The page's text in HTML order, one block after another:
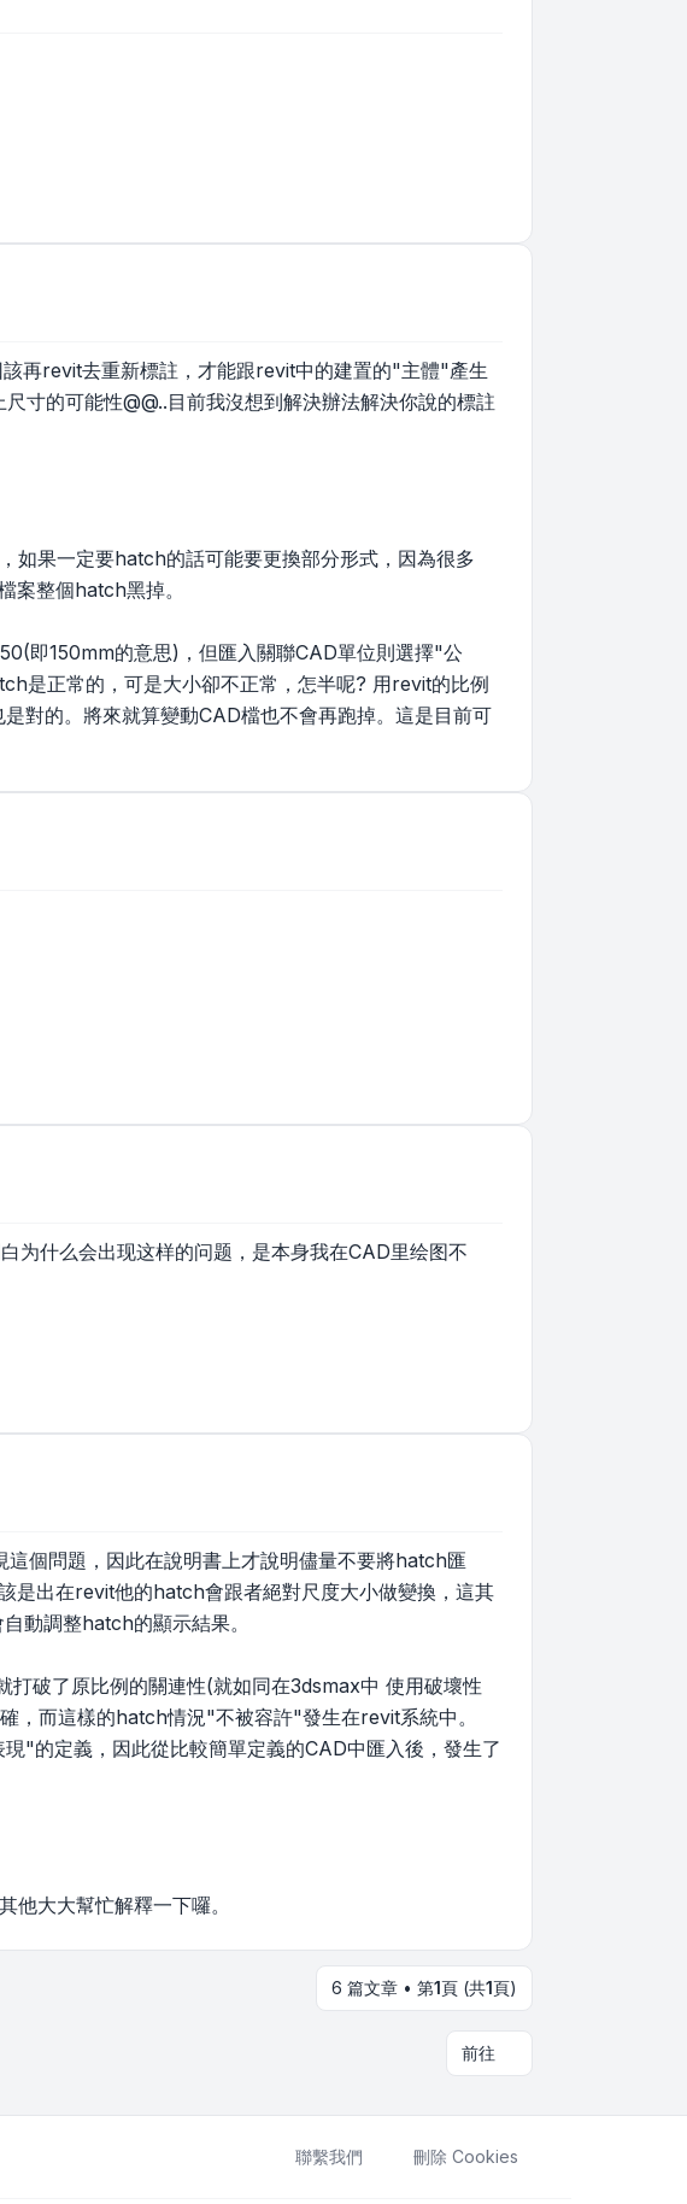
再revit去重新標註，才能跟revit中的建置的"主體"產生
寸的可能性@@..目前我沒想到解決辦法解決你說的標註
如果一定要hatch的話可能要更換部分形式，因為很多
案整個hatch黑掉。
即150mm的意思)，但匯入關聯CAD單位則選擇"公
是正常的，可是大小卻不正常，怎半呢? 用revit的比例
對的。將來就算變動CAD檔也不會再跑掉。這是目前可
为什么会出现这样的问题，是本身我在CAD里绘图不
個問題，因此在說明書上才說明儘量不要將hatch匯
是出在revit他的hatch會跟者絕對尺度大小做變換，這其
動調整hatch的顯示結果。
破了原比例的關連性(就如同在3dsmax中 使用破壞性
，而這樣的hatch情況"不被容許"發生在revit系統中。
"的定義，因此從比較簡單定義的CAD中匯入後，發生了
他大大幫忙解釋一下囉。
6 篇文章 • 第1頁 (共1頁)
前往
聯繫我們 刪除 Cookies